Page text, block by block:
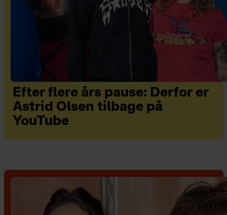
Efter flere års pause: Derfor er
Astrid Olsen tilbage på
YouTube